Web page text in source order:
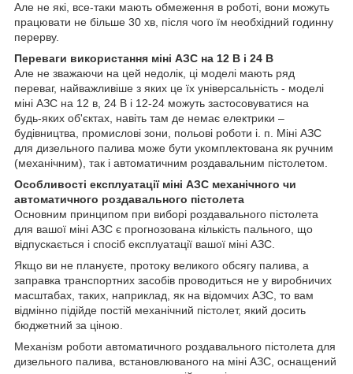
Але не які, все-таки мають обмеження в роботі, вони можуть
працювати не більше 30 хв, після чого їм необхідний годинну
перерву.
Переваги використання міні АЗС на 12 В і 24 В
Але не зважаючи на цей недолік, ці моделі мають ряд
переваг, найважливіше з яких це їх універсальність - моделі
міні АЗС на 12 в, 24 В і 12-24 можуть застосовуватися на
будь-яких об'єктах, навіть там де немає електрики –
будівництва, промислові зони, польові роботи і. п. Міні АЗС
для дизельного палива може бути укомплектована як ручним
(механічним), так і автоматичним роздавальним пістолетом.
Особливості експлуатації міні АЗС механічного чи
автоматичного роздавального пістолета
Основним принципом при виборі роздавального пістолета
для вашої міні АЗС є прогнозована кількість пального, що
відпускається і спосіб експлуатації вашої міні АЗС.
Якщо ви не плануєте, протоку великого обсягу палива, а
заправка транспортних засобів проводиться не у виробничих
масштабах, таких, наприклад, як на відомчих АЗС, то вам
відмінно підійде постій механічний пістолет, який досить
бюджетний за ціною.
Механізм роботи автоматичного роздавального пістолета для
дизельного палива, встановлюваного на міні АЗС, оснащений